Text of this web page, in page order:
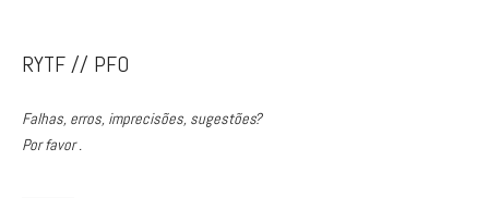
RYTF // PFO
Falhas, erros, imprecisões, sugestões?
Por favor .